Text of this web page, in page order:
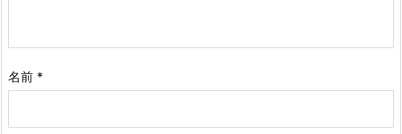
名前 *